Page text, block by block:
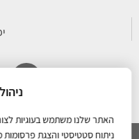
האתר שלנו משתמש בעוגיות
ניתוח סטטיסטי והצגת